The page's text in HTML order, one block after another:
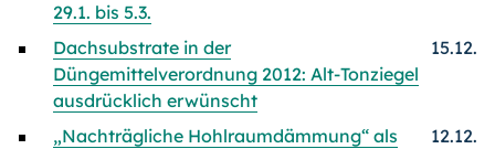
29.1. bis 5.3.
Dachsubstrate in der
Düngemittelverordnung 2012: Alt-Tonziegel
ausdrücklich erwünscht
15.12.
„Nachträgliche Hohlraumdämmung“ als
12.12.